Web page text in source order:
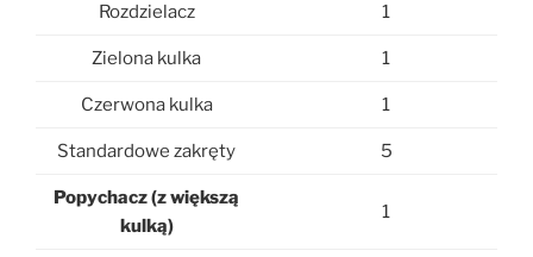
Rozdzielacz 1
Zielona kulka 1
Czerwona kulka 1
Standardowe zakręty 5
Popychacz (z większą
kulką)
1